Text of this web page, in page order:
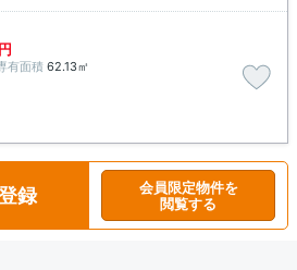
有面積 62.13㎡
録
会員限定物件を
閲覧する